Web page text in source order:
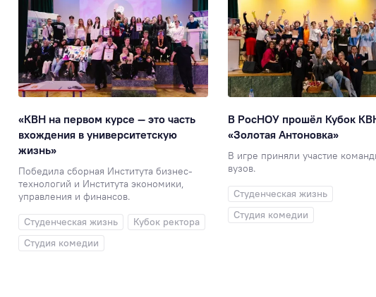
«КВН на первом курсе — это часть
вхождения в университетскую
жизнь»
Победила сборная Института бизнес-
технологий и Института экономики,
управления и финансов.
Студенческая жизнь
Кубок ректора
Студия комедии
В РосНОУ прошёл Кубок
«Золотая Антоновка»
В игре приняли участие
вузов.
Студенческая жизнь
Студия комедии